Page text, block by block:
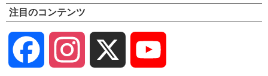
注目のコンテンツ
Facebook Instagram